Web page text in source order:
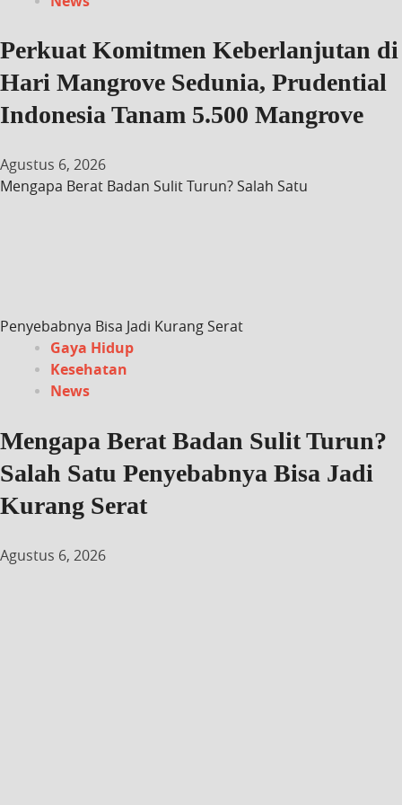
Perkuat Komitmen Keberlanjutan di
Hari Mangrove Sedunia, Prudential
Indonesia Tanam 5.500 Mangrove
Agustus 6, 2026
Mengapa Berat Badan Sulit Turun? Salah Satu
Penyebabnya Bisa Jadi Kurang Serat
Gaya Hidup
Kesehatan
News
Mengapa Berat Badan Sulit Turun?
Salah Satu Penyebabnya Bisa Jadi
Kurang Serat
Agustus 6, 2026